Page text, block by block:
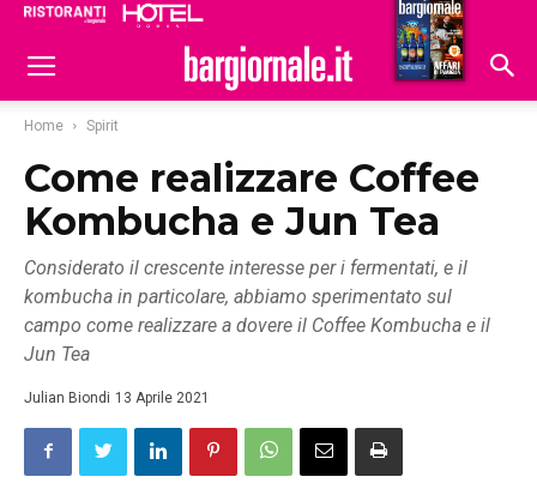
Hoteldomani
Home Spirit
Come realizzare Coffee
Kombucha e Jun Tea
Considerato il crescente interesse per i fermentati, e il
kombucha in particolare, abbiamo sperimentato sul
campo come realizzare a dovere il Coffee Kombucha e il
Jun Tea
Julian Biondi 13 Aprile 2021